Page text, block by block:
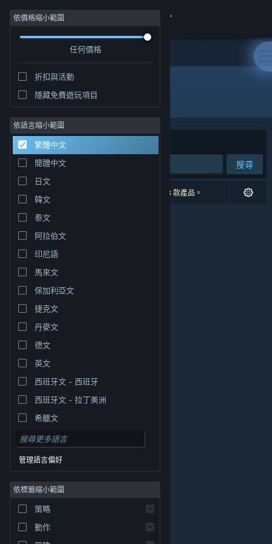
登入
社群
關於
客服
變更語言
取得 Steam 行動應用程式
檢視電腦版網頁
權人在美國與其它國家（地區）之財產。
Cookie
依價格縮小範圍
任何價格
折扣與活動
隱藏免費遊玩項目
依語言縮小範圍
繁體中文
簡體中文
日文
韓文
泰文
阿拉伯文
印尼語
馬來文
保加利亞文
捷克文
丹麥文
德文
英文
西班牙文 - 西班牙
西班牙文 - 拉丁美洲
希臘文
管理語言偏好
依標籤縮小範圍
策略
動作
開發人員: StrangeLight Games
排序依據 相關性
搜尋
0 項相符的搜尋結果。 已根據您的偏好設定排除 3 款產品。